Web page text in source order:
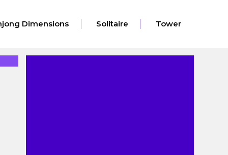
Dimensions Solitaire Tower